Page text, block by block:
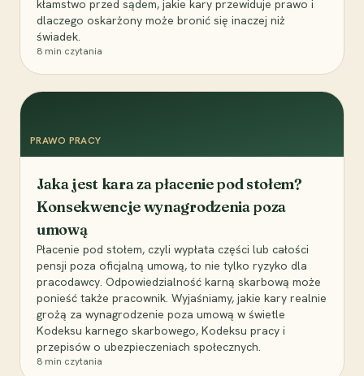
kłamstwo przed sądem, jakie kary przewiduje prawo i
dlaczego oskarżony może bronić się inaczej niż
świadek.
8 min czytania
PRAWO PRACY
Jaka jest kara za płacenie pod stołem?
Konsekwencje wynagrodzenia poza
umową
Płacenie pod stołem, czyli wypłata części lub całości
pensji poza oficjalną umową, to nie tylko ryzyko dla
pracodawcy. Odpowiedzialność karną skarbową może
ponieść także pracownik. Wyjaśniamy, jakie kary realnie
grożą za wynagrodzenie poza umową w świetle
Kodeksu karnego skarbowego, Kodeksu pracy i
przepisów o ubezpieczeniach społecznych.
8 min czytania